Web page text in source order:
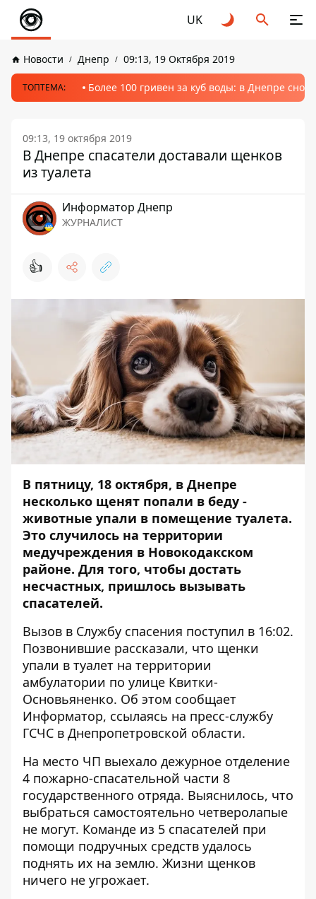
UK
Новости Днепр 09:13, 19 Октября 2019
ТОПТЕМА: Более 100 гривен за куб воды: в Днепре
09:13, 19 октября 2019
В Днепре спасатели доставали щенков
из туалета
Информатор Днепр
ЖУРНАЛИСТ
👍
В пятницу, 18 октября, в Днепре
несколько щенят попали в беду -
животные упали в помещение туалета.
Это случилось на территории
медучреждения в Новокодакском
районе. Для того, чтобы достать
несчастных, пришлось вызывать
спасателей.
Вызов в Службу спасения поступил в 16:02.
Позвонившие рассказали, что щенки
упали в туалет на территории
амбулатории по улице Квитки-
Основьяненко. Об этом сообщает
Информатор, ссылаясь на пресс-службу
ГСЧС в Днепропетровской области.
На место ЧП выехало дежурное отделение
4 пожарно-спасательной части 8
государственного отряда. Выяснилось, что
выбраться самостоятельно четверолапые
не могут. Команде из 5 спасателей при
помощи подручных средств удалось
поднять их на землю. Жизни щенков
ничего не угрожает.